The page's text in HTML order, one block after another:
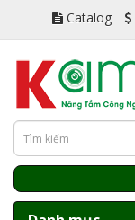
Catalog